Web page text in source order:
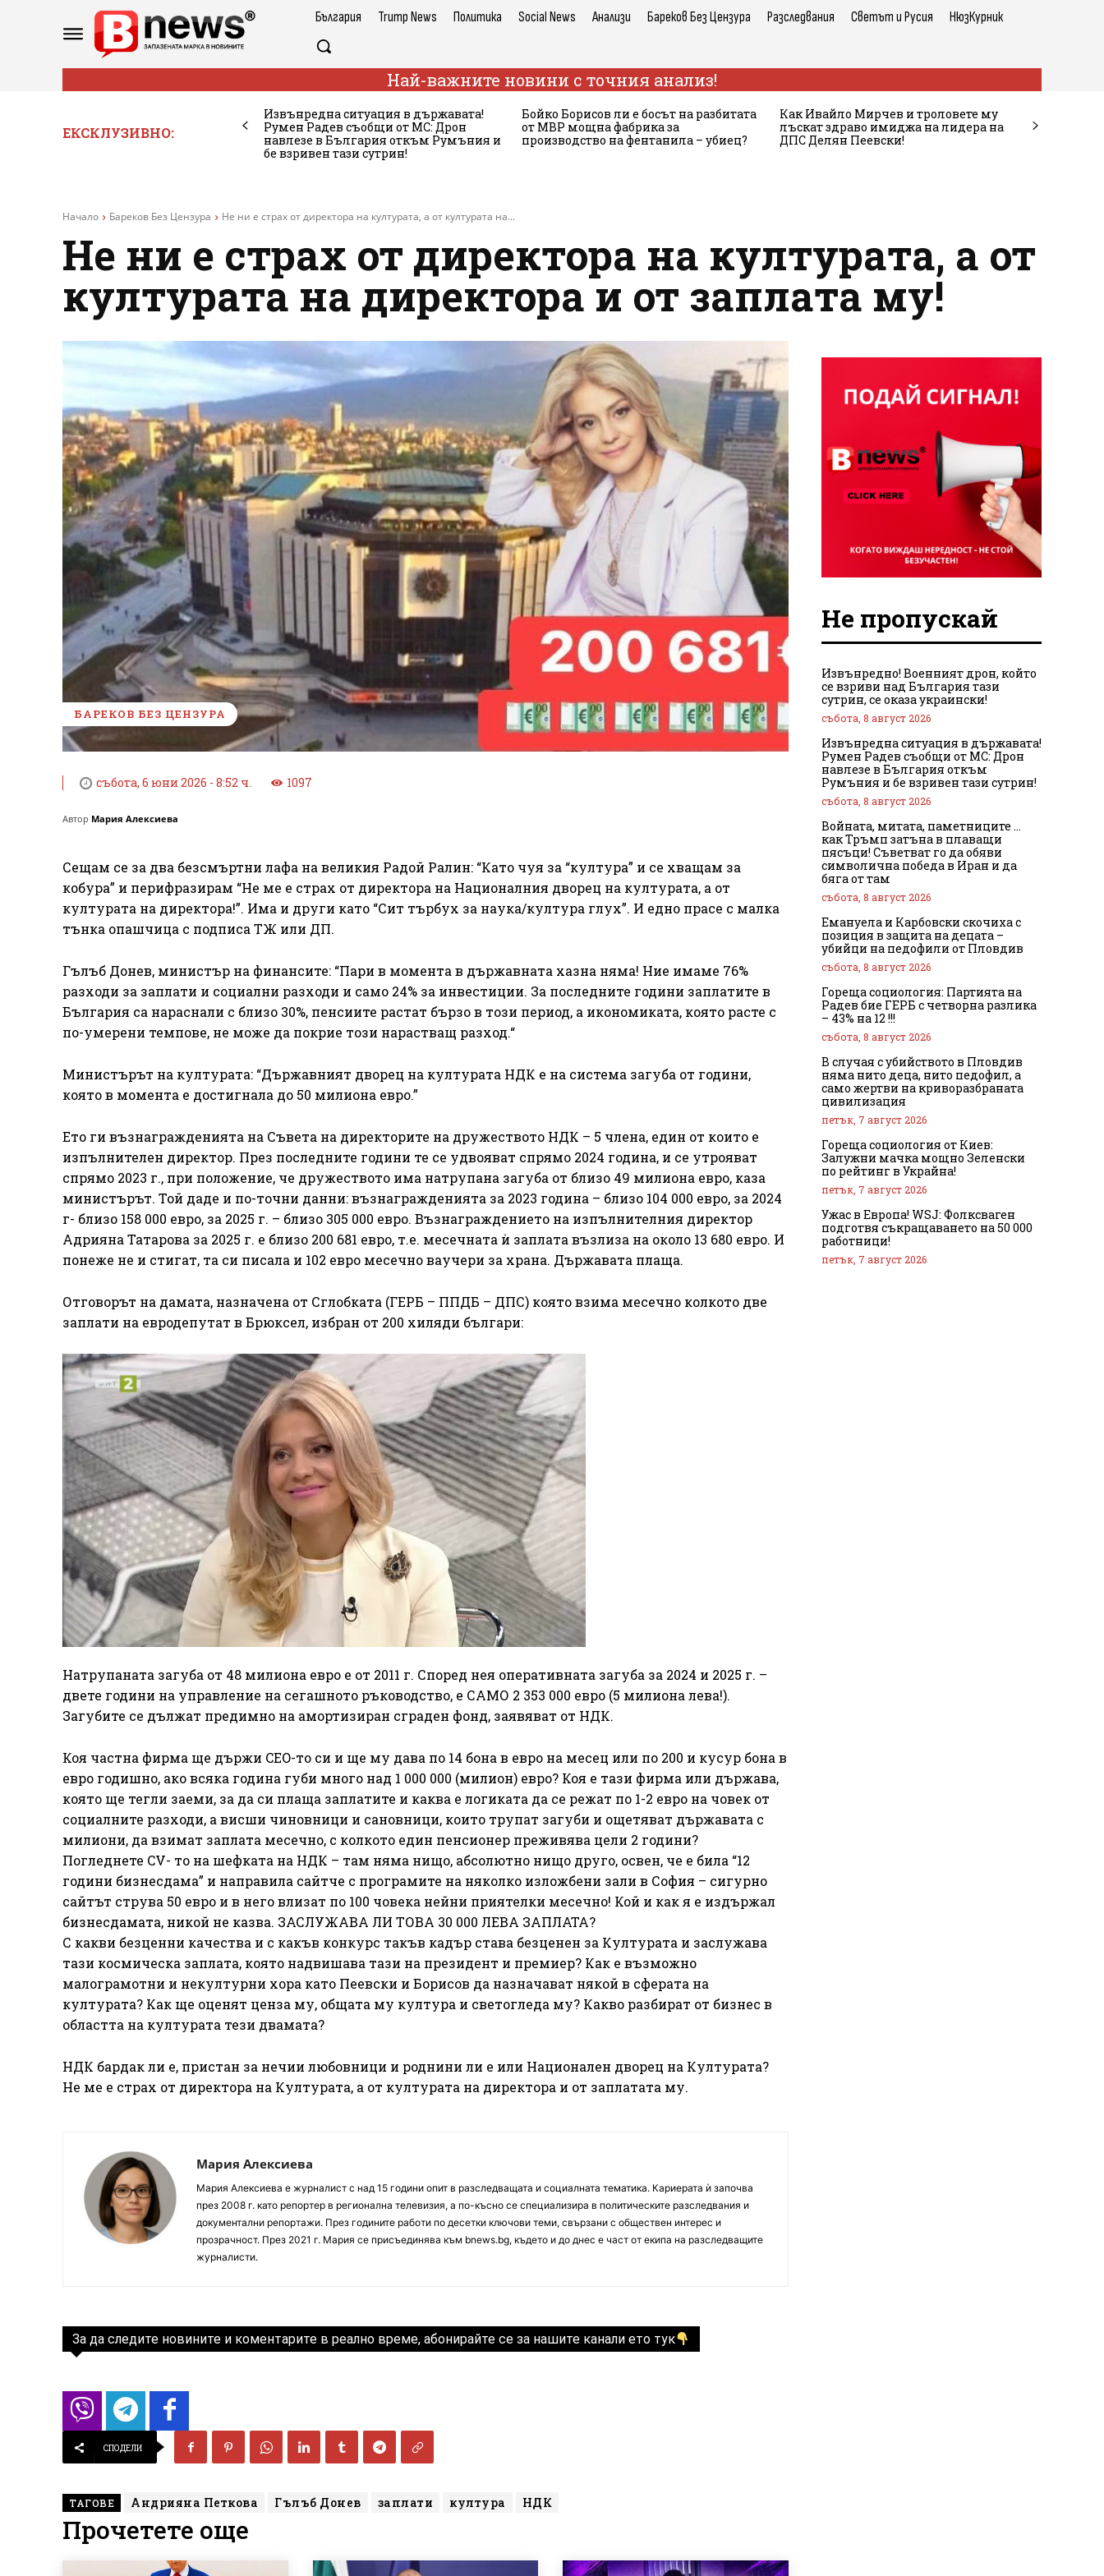
България Trump News Политика Social News Анализи Бареков Без Цензура Разследвания Светът и Русия НюзКурник
Най-важните новини с точния анализ!
ЕКСКЛУЗИВНО:
Извънредна ситуация в държавата!
Румен Радев съобщи от МС: Дрон
навлезе в България откъм Румъния и
бе взривен тази сутрин!
Бойко Борисов ли е босът на разбитата
от МВР мощна фабрика за
производство на фентанила – убиец?
Как Ивайло Мирчев и троловете му
лъскат здраво имиджа на лидера на
ДПС Делян Пеевски!
Начало Бареков Без Цензура Не ни е страх от директора на културата, а от културата на...
Не ни е страх от директора на културата, а от
културата на директора и от заплата му!
БАРЕКОВ БЕЗ ЦЕНЗУРА
събота, 6 юни 2026 - 8:52 ч. 1097
Автор Мария Алексиева
Сещам се за два безсмъртни лафа на великия Радой Ралин: “Като чуя за “култура” и се хващам за
кобура” и перифразирам “Не ме е страх от директора на Националния дворец на културата, а от
културата на директора!”. Има и други като “Сит търбух за наука/култура глух”. И едно прасе с малка
тънка опашчица с подписа ТЖ или ДП.
Гълъб Донев, министър на финансите: “Пари в момента в държавната хазна няма! Ние имаме 76%
разходи за заплати и социални разходи и само 24% за инвестиции. За последните години заплатите в
България са нараснали с близо 30%, пенсиите растат бързо в този период, а икономиката, която расте с
по-умерени темпове, не може да покрие този нарастващ разход.“
Министърът на културата: “Държавният дворец на културата НДК е на система загуба от години,
която в момента е достигнала до 50 милиона евро.”
Ето ги възнагражденията на Съвета на директорите на дружеството НДК – 5 члена, един от които е
изпълнителен директор. През последните години те се удвояват спрямо 2024 година, и се утрояват
спрямо 2023 г., при положение, че дружеството има натрупана загуба от близо 49 милиона евро, каза
министърът. Той даде и по-точни данни: възнагражденията за 2023 година – близо 104 000 евро, за 2024
г- близо 158 000 евро, за 2025 г. – близо 305 000 евро. Възнаграждението на изпълнителния директор
Адрияна Татарова за 2025 г. е близо 200 681 евро, т.е. месечната ѝ заплата възлиза на около 13 680 евро. И
понеже не и стигат, та си писала и 102 евро месечно ваучери за храна. Държавата плаща.
Отговорът на дамата, назначена от Сглобката (ГЕРБ – ППДБ – ДПС) която взима месечно колкото две
заплати на евродепутат в Брюксел, избран от 200 хиляди българи:
Натрупаната загуба от 48 милиона евро е от 2011 г. Според нея оперативната загуба за 2024 и 2025 г. –
двете години на управление на сегашното ръководство, е САМО 2 353 000 евро (5 милиона лева!).
Загубите се дължат предимно на амортизиран сграден фонд, заявяват от НДК.
Коя частна фирма ще държи CEO-то си и ще му дава по 14 бона в евро на месец или по 200 и кусур бона в
евро годишно, ако всяка година губи много над 1 000 000 (милион) евро? Коя е тази фирма или държава,
която ще тегли заеми, за да си плаща заплатите и каква е логиката да се режат по 1-2 евро на човек от
социалните разходи, а висши чиновници и сановници, които трупат загуби и ощетяват държавата с
милиони, да взимат заплата месечно, с колкото един пенсионер преживява цели 2 години?
Погледнете CV- то на шефката на НДК – там няма нищо, абсолютно нищо друго, освен, че е била “12
години бизнесдама” и направила сайтче с програмите на няколко изложбени зали в София – сигурно
сайтът струва 50 евро и в него влизат по 100 човека нейни приятелки месечно! Кой и как я е издържал
бизнесдамата, никой не казва. ЗАСЛУЖАВА ЛИ ТОВА 30 000 ЛЕВА ЗАПЛАТА?
С какви безценни качества и с какъв конкурс такъв кадър става безценен за Културата и заслужава
тази космическа заплата, която надвишава тази на президент и премиер? Как е възможно
малограмотни и некултурни хора като Пеевски и Борисов да назначават някой в сферата на
културата? Как ще оценят ценза му, общата му култура и светогледа му? Какво разбират от бизнес в
областта на културата тези двамата?
НДК бардак ли е, пристан за нечии любовници и роднини ли е или Национален дворец на Културата?
Не ме е страх от директора на Културата, а от културата на директора и от заплатата му.
Мария Алексиева
Мария Алексиева е журналист с над 15 години опит в разследващата и социалната тематика. Кариерата ѝ започва
през 2008 г. като репортер в регионална телевизия, а по-късно се специализира в политическите разследвания и
документални репортажи. През годините работи по десетки ключови теми, свързани с обществен интерес и
прозрачност. През 2021 г. Мария се присъединява към bnews.bg, където и до днес е част от екипа на разследващите
журналисти.
За да следите новините и коментарите в реално време, абонирайте се за нашите канали ето тук
СПОДЕЛИ
ТАГОВЕ Андрияна Петкова Гълъб Донев заплати култура НДК
Прочетете още
Не пропускай
Извънредно! Военният дрон, който
се взриви над България тази
сутрин, се оказа украински!
събота, 8 август 2026
Извънредна ситуация в държавата!
Румен Радев съобщи от МС: Дрон
навлезе в България откъм
Румъния и бе взривен тази сутрин!
събота, 8 август 2026
Войната, митата, паметниците …
как Тръмп затъна в плаващи
пясъци! Съветват го да обяви
символична победа в Иран и да
бяга от там
събота, 8 август 2026
Емануела и Карбовски скочиха с
позиция в защита на децата –
убийци на педофили от Пловдив
събота, 8 август 2026
Гореща социология: Партията на
Радев бие ГЕРБ с четворна разлика
– 43% на 12 !!!
събота, 8 август 2026
В случая с убийството в Пловдив
няма нито деца, нито педофил, а
само жертви на криворазбраната
цивилизация
петък, 7 август 2026
Гореща социология от Киев:
Залужни мачка мощно Зеленски
по рейтинг в Украйна!
петък, 7 август 2026
Ужас в Европа! WSJ: Фолксваген
подготвя съкращаването на 50 000
работници!
петък, 7 август 2026